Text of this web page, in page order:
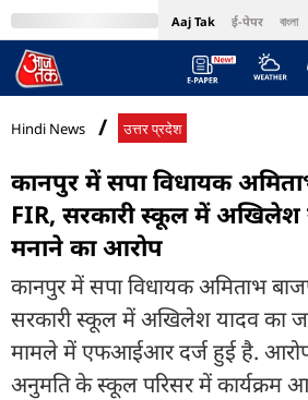
Aaj Tak ई-पेपर বাংলা
MumbaiTak Cosmopolitan
Hindi News उत्तर प्रदेश
कानपुर में सपा विधायक
FIR, सरकारी स्कूल में अखिलेश
मनाने का आरोप
कानपुर में सपा विधायक अमिताभ
सरकारी स्कूल में अखिलेश यादव का
मामले में एफआईआर दर्ज हुई है. आरोप
अनुमति के स्कूल परिसर में कार्यक्रम